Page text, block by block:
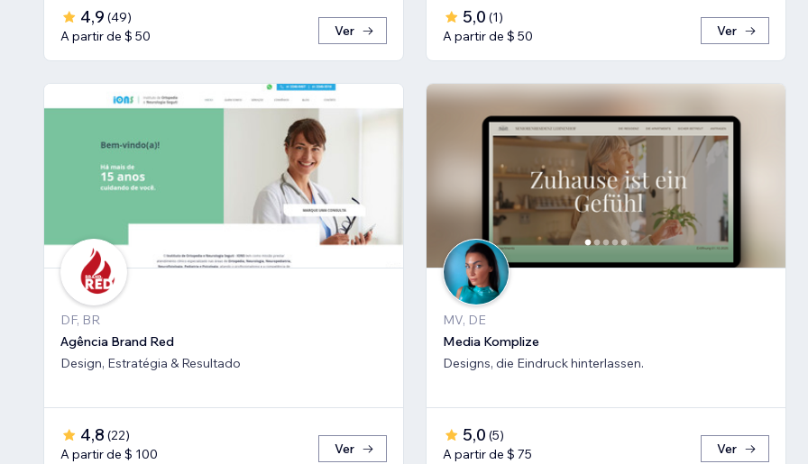
4,9 (49)
A partir de $ 50
Ver
5,0 (1)
A partir de $ 50
Ver
DF, BR
Agência Brand Red
Design, Estratégia & Resultado
4,8 (22)
A partir de $ 100
Ver
MV, DE
Media Komplize
Designs, die Eindruck hinterlassen.
5,0 (5)
A partir de $ 75
Ver